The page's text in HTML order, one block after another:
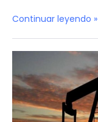
Continuar leyendo »